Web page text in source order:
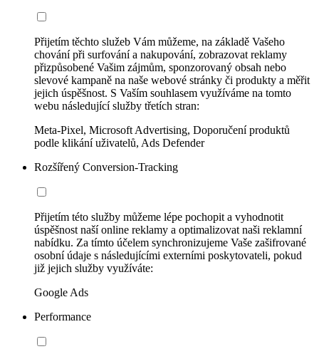
Přijetím těchto služeb Vám můžeme, na základě Vašeho
chování při surfování a nakupování, zobrazovat reklamy
přizpůsobené Vašim zájmům, sponzorovaný obsah nebo
slevové kampaně na naše webové stránky či produkty a měřit
jejich úspěšnost. S Vaším souhlasem využíváme na tomto
webu následující služby třetích stran:
Meta-Pixel, Microsoft Advertising, Doporučení produktů
podle klikání uživatelů, Ads Defender
Rozšířený Conversion-Tracking
Přijetím této služby můžeme lépe pochopit a vyhodnotit
úspěšnost naší online reklamy a optimalizovat naši reklamní
nabídku. Za tímto účelem synchronizujeme Vaše zašifrované
osobní údaje s následujícími externími poskytovateli, pokud
již jejich služby využíváte:
Google Ads
Performance